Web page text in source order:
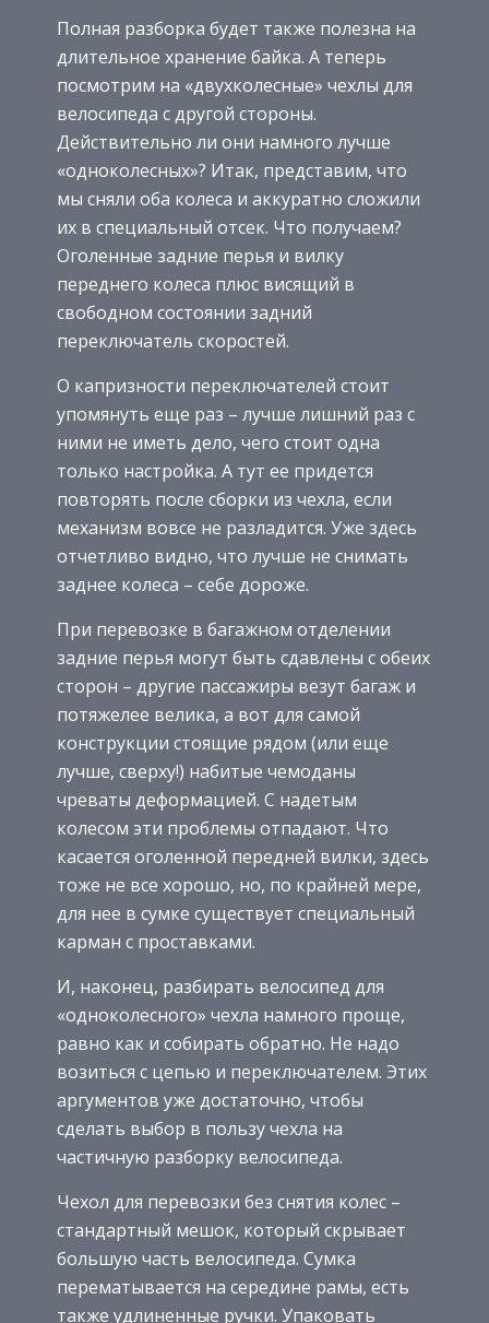
Полная разборка будет также полезна на
длительное хранение байка. А теперь
посмотрим на «двухколесные» чехлы для
велосипеда с другой стороны.
Действительно ли они намного лучше
«одноколесных»? Итак, представим, что
мы сняли оба колеса и аккуратно сложили
их в специальный отсек. Что получаем?
Оголенные задние перья и вилку
переднего колеса плюс висящий в
свободном состоянии задний
переключатель скоростей.
О капризности переключателей стоит
упомянуть еще раз – лучше лишний раз с
ними не иметь дело, чего стоит одна
только настройка. А тут ее придется
повторять после сборки из чехла, если
механизм вовсе не разладится. Уже здесь
отчетливо видно, что лучше не снимать
заднее колеса – себе дороже.
При перевозке в багажном отделении
задние перья могут быть сдавлены с обеих
сторон – другие пассажиры везут багаж и
потяжелее велика, а вот для самой
конструкции стоящие рядом (или еще
лучше, сверху!) набитые чемоданы
чреваты деформацией. С надетым
колесом эти проблемы отпадают. Что
касается оголенной передней вилки, здесь
тоже не все хорошо, но, по крайней мере,
для нее в сумке существует специальный
карман с проставками.
И, наконец, разбирать велосипед для
«одноколесного» чехла намного проще,
равно как и собирать обратно. Не надо
возиться с цепью и переключателем. Этих
аргументов уже достаточно, чтобы
сделать выбор в пользу чехла на
частичную разборку велосипеда.
Чехол для перевозки без снятия колес –
стандартный мешок, который скрывает
большую часть велосипеда. Сумка
перематывается на середине рамы, есть
также удлиненные ручки. Упаковать